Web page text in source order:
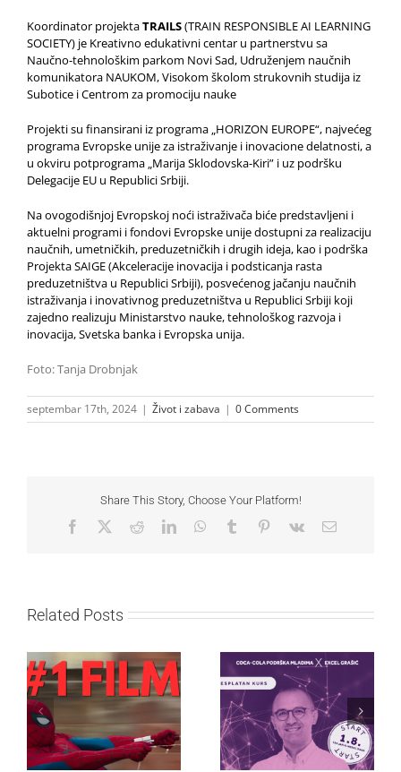
Koordinator projektaTRAILS(TRAIN RESPONSIBLE AI LEARNING
SOCIETY) je Kreativno edukativni centar u partnerstvu sa
Naučno-tehnološkim parkom Novi Sad, Udruženjem naučnih
komunikatora NAUKOM, Visokom školom strukovnih studija iz
Subotice i Centrom za promociju nauke
Projekti su finansirani iz programa „HORIZON EUROPE“, najvećeg
programa Evropske unije za istraživanje i inovacione delatnosti, a
u okviru potprograma „Marija Sklodovska-Kiri” i uz podršku
Delegacije EU u Republici Srbiji.
Na ovogodišnjoj Evropskoj noći istraživača biće predstavljeni i
aktuelni programi i fondovi Evropske unije dostupni za realizaciju
naučnih, umetničkih, preduzetničkih i drugih ideja, kao i podrška
Projekta SAIGE (Akceleracije inovacija i podsticanja rasta
preduzetništva u Republici Srbiji), posvećenog jačanju naučnih
istraživanja i inovativnog preduzetništva u Republici Srbiji koji
zajedno realizuju Ministarstvo nauke, tehnološkog razvoja i
inovacija, Svetska banka i Evropska unija.
Foto: Tanja Drobnjak
septembar 17th, 2024 | Život i zabava | 0 Comments
Share This Story, Choose Your Platform!
Facebook RedditLinkedInWhatsApp
Tumblr Pinterest
Vk Email
Related Posts
Najuspešnije otvaranje
studijskog filma u Srbiji:
Spajdermen: Novi dan
oborio rekord već prvog
vikenda
Priključi se besplatnoj
regionalnoj AI edukaciji
i nauči kako da
veštačku inteligenciju
primeniš u praksi